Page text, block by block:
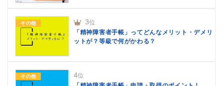
その他 3位
「精神障害者手帳」ってどんなメリット・デメリ
ットが？等級で何がかわる？
その他 4位